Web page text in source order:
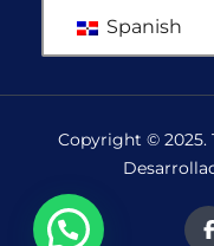
Spanish
Copyright © 2025.